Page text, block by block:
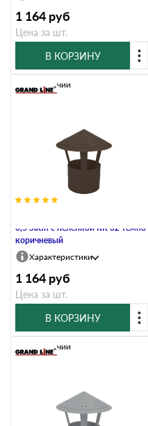
1 164 руб
Цена за шт.
В КОРЗИНУ
0,5 Satin с пеленкой RR 32 темно-
коричневый
В наличии
Характеристики
1 164 руб
Цена за шт.
В КОРЗИНУ
В наличии